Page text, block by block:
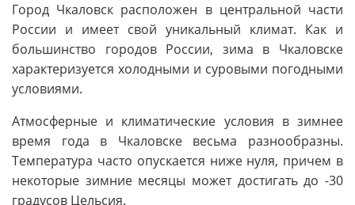
Город Чкаловск расположен в центральной части
России и имеет свой уникальный климат. Как и
большинство городов России, зима в Чкаловске
характеризуется холодными и суровыми погодными
условиями.
Атмосферные и климатические условия в зимнее
время года в Чкаловске весьма разнообразны.
Температура часто опускается ниже нуля, причем в
некоторые зимние месяцы может достигать до -30
градусов Цельсия.